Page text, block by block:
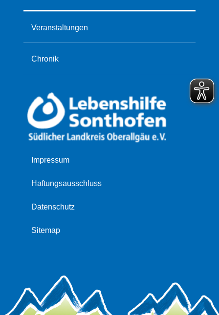
Veranstaltungen
Chronik
überspringen
Impressum
Haftungsausschluss
Datenschutz
Sitemap